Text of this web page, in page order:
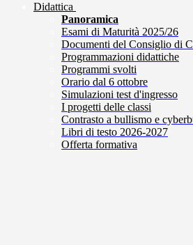
Didattica
Panoramica
Esami di Maturità 2025/26
Documenti del Consiglio di
Programmazioni didattiche
Programmi svolti
Orario dal 6 ottobre
Simulazioni test d'ingresso
I progetti delle classi
Contrasto a bullismo e
Libri di testo 2026-2027
Offerta formativa